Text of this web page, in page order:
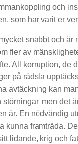
och
som har varit er
snabbt och är
fler av
All korruption, de
på rädsla
avtäckning kan
men det
är. En nödvändig
kunna framträda.
lidande, krig och